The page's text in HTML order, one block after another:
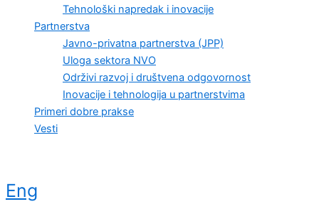
Tehnološki napredak i inovacije
Partnerstva
Javno-privatna partnerstva (JPP)
Uloga sektora NVO
Održivi razvoj i društvena odgovornost
Inovacije i tehnologija u partnerstvima
Primeri dobre prakse
Vesti
Eng